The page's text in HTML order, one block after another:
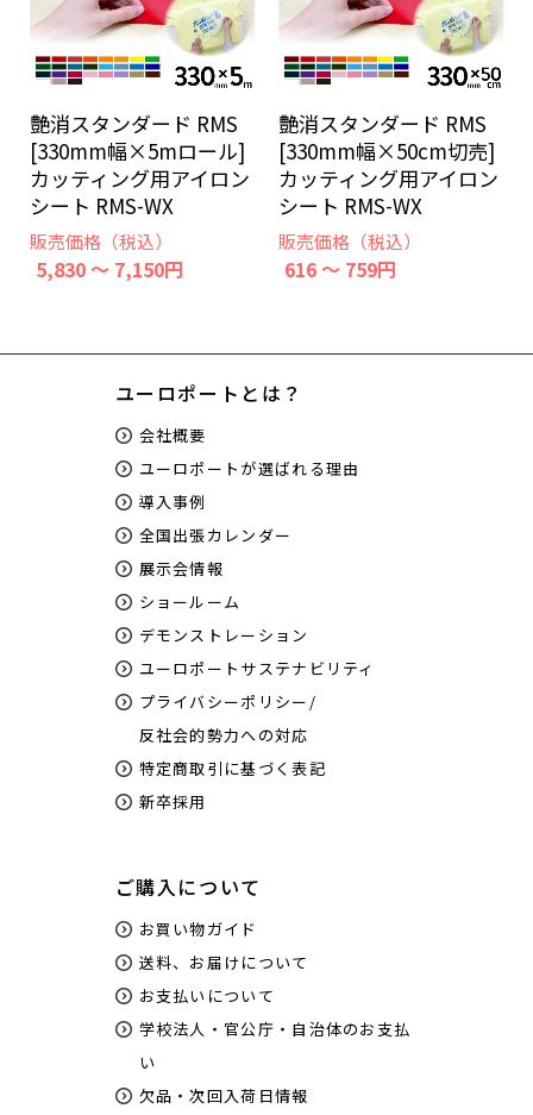
艶消スタンダード RMS
[330mm幅×5mロール]
カッティング用アイロン
シート RMS-WX
販売価格（税込）
5,830 ～ 7,150円
艶消スタンダード RMS
[330mm幅×50cm切売]
カッティング用アイロン
シート RMS-WX
販売価格（税込）
616 ～ 759円
ユーロポートとは？
会社概要
ユーロポートが選ばれる理由
導入事例
全国出張カレンダー
展示会情報
ショールーム
デモンストレーション
ユーロポートサステナビリティ
プライバシーポリシー/
反社会的勢力への対応
特定商取引に基づく表記
新卒採用
ご購入について
お買い物ガイド
送料、お届けについて
お支払いについて
学校法人・官公庁・自治体のお支払
い
欠品・次回入荷日情報